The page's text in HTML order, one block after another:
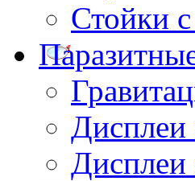
Стойки
Дисплеи